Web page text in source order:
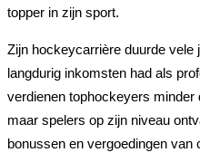
topper in zijn sport.
Zijn hockeycarrière duurde vele
langdurig inkomsten had als
verdienen tophockeyers minder
maar spelers op zijn niveau
bonussen en vergoedingen